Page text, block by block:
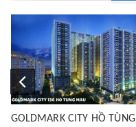
GOLDMARK CITY HỒ TÙNG